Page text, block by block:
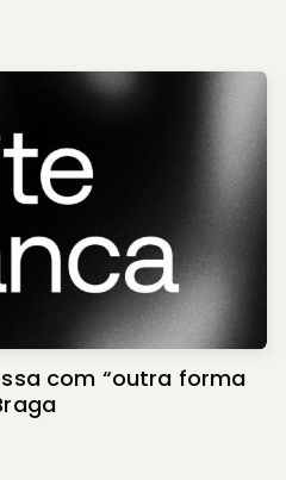
com “outra forma